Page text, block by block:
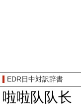
EDR日中対訳辞書
啦啦队队长